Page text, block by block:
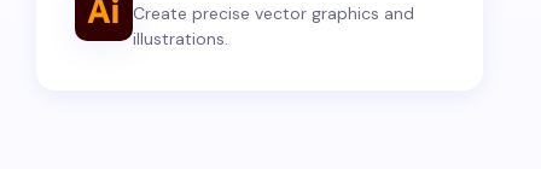
Create precise vector graphics and
illustrations.